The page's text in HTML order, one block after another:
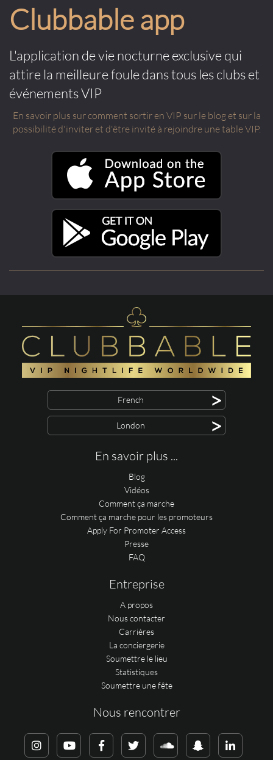
Clubbable app
L'application de vie nocturne exclusive qui
attire la meilleure foule dans tous les clubs et
événements VIP
En savoir plus sur comment sortir en VIP sur le blog et sur la
possibilité d'inviter et d'être invité à rejoindre une table VIP.
French >
London >
En savoir plus ...
Blog
Vidéos
Comment ça marche
Comment ça marche pour les promoteurs
Apply For Promoter Access
Presse
FAQ
Entreprise
A propos
Nous contacter
Carrières
La conciergerie
Soumettre le lieu
Statistiques
Soumettre une fête
Nous rencontrer